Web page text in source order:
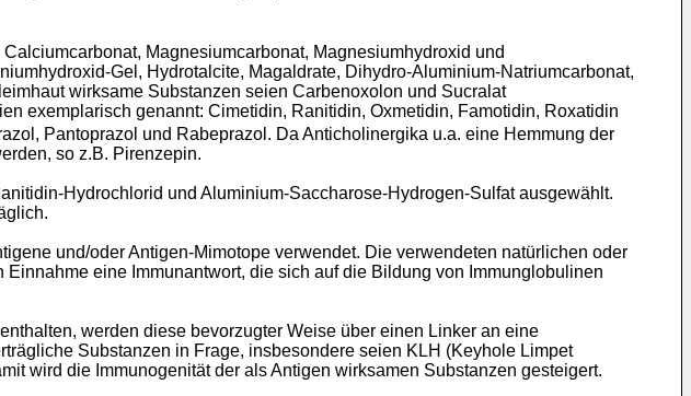
Magnesiumcarbonat, Magnesiumhydroxid und
Gel, Hydrotalcite, Magaldrate, Dihydro-Aluminium-Natriumcarbonat,
wirksame Substanzen seien Carbenoxolon und Sucralat
exemplarisch genannt: Cimetidin, Ranitidin, Oxmetidin, Famotidin, Roxatidin
Pantoprazol und Rabeprazol. Da Anticholinergika u.a. eine Hemmung der
so z.B. Pirenzepin.
Hydrochlorid und Aluminium-Saccharose-Hydrogen-Sulfat ausgewählt.
und/oder Antigen-Mimotope verwendet. Die verwendeten natürlichen oder
eine Immunantwort, die sich auf die Bildung von Immunglobulinen
werden diese bevorzugter Weise über einen Linker an eine
Substanzen in Frage, insbesondere seien KLH (Keyhole Limpet
wird die Immunogenität der als Antigen wirksamen Substanzen gesteigert.